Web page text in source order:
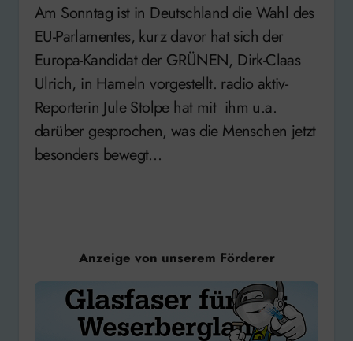
Am Sonntag ist in Deutschland die Wahl des
EU-Parlamentes, kurz davor hat sich der
Europa-Kandidat der GRÜNEN, Dirk-Claas
Ulrich, in Hameln vorgestellt. radio aktiv-
Reporterin Jule Stolpe hat mit ihm u.a.
darüber gesprochen, was die Menschen jetzt
besonders bewegt…
Anzeige von unserem Förderer